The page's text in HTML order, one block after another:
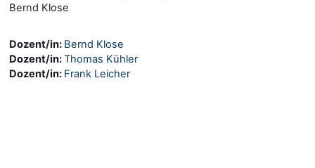
Bernd Klose
Dozent/in: Bernd Klose
Dozent/in:Thomas Kühler
Dozent/in: Frank Leicher